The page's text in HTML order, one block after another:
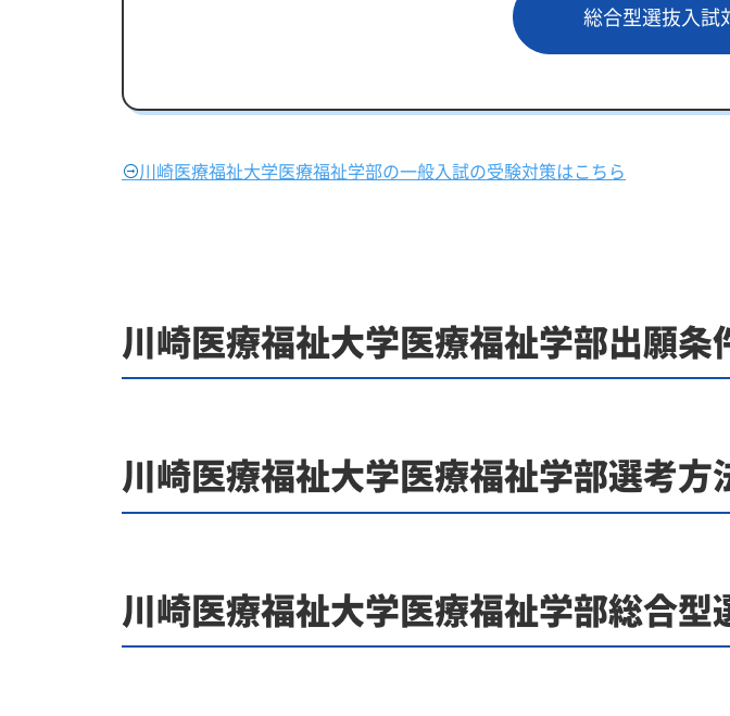
総合型選抜入試
川崎医療福祉大学医療福祉学部の一般入試の受験対策はこちら
川崎医療福祉大学医療福祉学部出願条
川崎医療福祉大学医療福祉学部選考方
川崎医療福祉大学医療福祉学部総合型